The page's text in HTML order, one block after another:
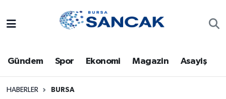
Gündem Spor Ekonomi Magazin Asayiş
HABERLER BURSA
Bursa
Dünya
Trafik Durumu
Süper Lig Puan Durumu ve Fikstür